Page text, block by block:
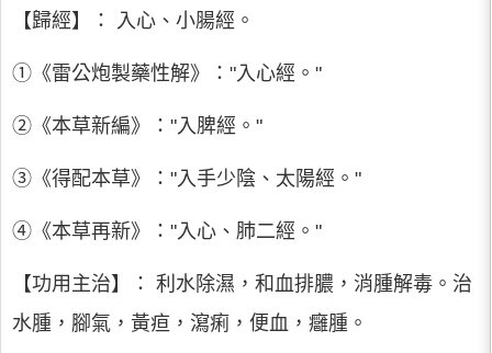
【歸經】： 入心、小腸經。
①《雷公炮製藥性解》："入心經。"
②《本草新編》："入脾經。"
③《得配本草》："入手少陰、太陽經。"
④《本草再新》："入心、肺二經。"
【功用主治】： 利水除濕，和血排膿，消腫解毒。治
水腫，腳氣，黃疸，瀉痢，便血，癰腫。